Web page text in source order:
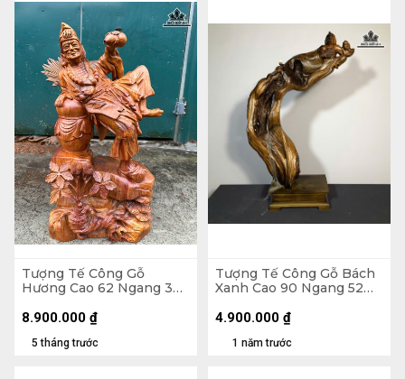
Tượng Tế Công Gỗ
Hương Cao 62 Ngang 34
5 tháng trước
8.900.000 ₫
Tượng Tế Công Gỗ Bách
Xanh Cao 90 Ngang 52
1 năm trước
4.900.000 ₫